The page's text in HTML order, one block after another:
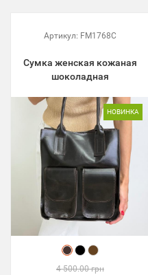
Артикул: FM1768C
Сумка женская кожаная
шоколадная
НОВИНКА
4 500.00 грн